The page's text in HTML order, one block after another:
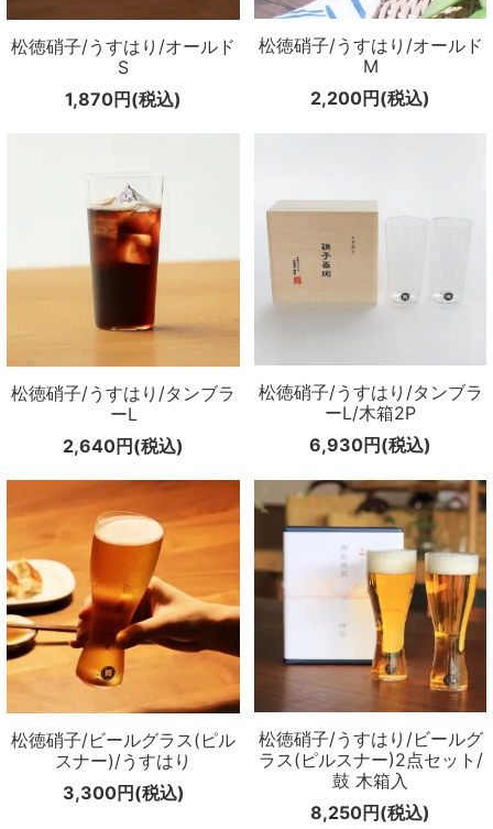
松徳硝子/うすはり/オールド
S
1,870円(税込)
松徳硝子/うすはり/オールド
M
2,200円(税込)
松徳硝子/うすはり/タンブラ
ーL
2,640円(税込)
松徳硝子/うすはり/タンブラ
ーL/木箱2P
6,930円(税込)
松徳硝子/ビールグラス(ピル
スナー)/うすはり
3,300円(税込)
松徳硝子/うすはり/ビールグ
ラス(ピルスナー)2点セット/
鼓 木箱入
8,250円(税込)